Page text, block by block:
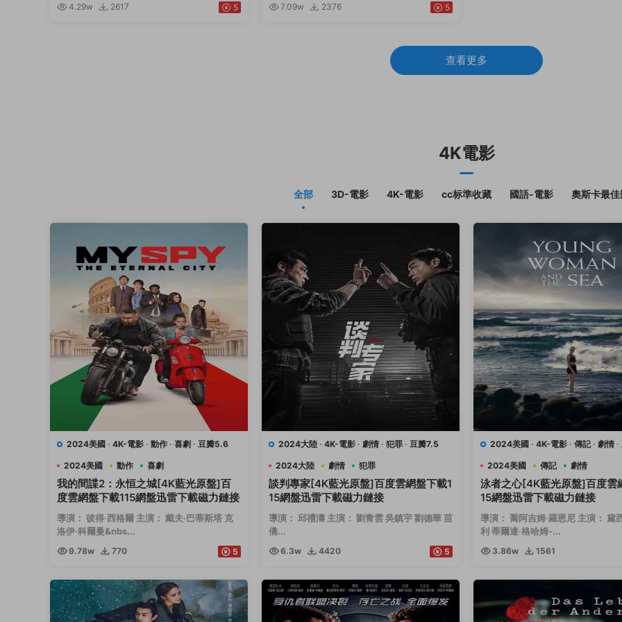
4.29w 2617 5 7.09w 2376 5
查看更多
4K電影
全部 3D-電影 4K-電影 cc标準收藏 國語-電影 奧斯卡最
2024美國 · 4K-電影 · 動作 · 喜劇 · 豆瓣5.6
2024美國 動作 喜劇
我的間諜2：永恒之城[4K藍光原盤]百
度雲網盤下載115網盤迅雷下載磁力鏈接
導演： 彼得·西格爾 主演： 戴夫·巴蒂斯塔 克
洛伊·科爾曼&nbs...
9.78w 770 5
2024大陸 · 4K-電影 · 劇情 · 犯罪 · 豆瓣7.5
2024大陸 劇情 犯罪
談判專家[4K藍光原盤]百度雲網盤下載1
15網盤迅雷下載磁力鏈接
導演： 邱禮濤 主演： 劉青雲 吳鎮宇 劉德華 苗
僑...
6.3w 4420 5
2024美國 · 4K-電影 · 傳記· 劇情 ·
2024美國
傳記 劇情
泳者之心[4K藍光原盤]百度雲
15網盤迅雷下載磁力鏈接
導演： 喬阿吉姆·羅恩尼 主演： 黛
利 蒂爾達·格哈姆-...
3.86w 1561